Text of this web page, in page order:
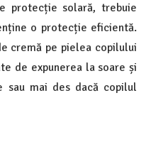
protecție solară, trebuie
o protecție eficientă.
cremă pe pielea copilului
de expunerea la soare și
sau mai des dacă copilul